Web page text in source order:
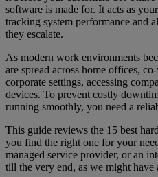
software is made for. It acts as
tracking system performance and
they escalate.
As modern work environments
are spread across home offices,
corporate settings, accessing
devices. To prevent costly
running smoothly, you need a
This guide reviews the 15 best
you find the right one for your
managed service provider, or an
till the very end, as we might